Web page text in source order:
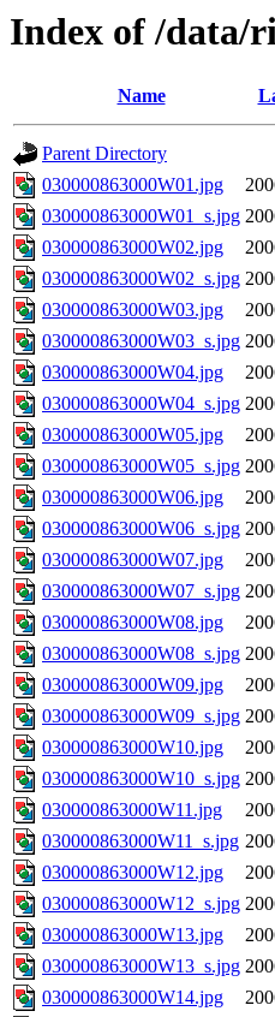
Index of /data/
Name
Parent Directory
030000863000W01.jpg
030000863000W01_s.jpg
030000863000W02.jpg
030000863000W02_s.jpg
030000863000W03.jpg
030000863000W03_s.jpg
030000863000W04.jpg
030000863000W04_s.jpg
030000863000W05.jpg
030000863000W05_s.jpg
030000863000W06.jpg
030000863000W06_s.jpg
030000863000W07.jpg
030000863000W07_s.jpg
030000863000W08.jpg
030000863000W08_s.jpg
030000863000W09.jpg
030000863000W09_s.jpg
030000863000W10.jpg
030000863000W10_s.jpg
030000863000W11.jpg
030000863000W11_s.jpg
030000863000W12.jpg
030000863000W12_s.jpg
030000863000W13.jpg
030000863000W13_s.jpg
030000863000W14.jpg